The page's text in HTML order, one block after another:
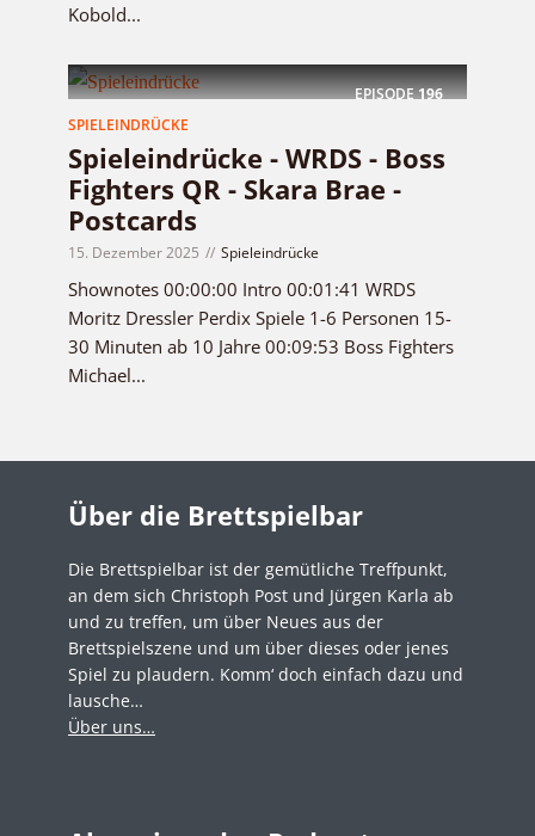
Kobold...
EPISODE196
SPIELEINDRÜCKE
Spieleindrücke - WRDS - Boss
Fighters QR - Skara Brae -
Postcards
15. Dezember 2025 Spieleindrücke
Shownotes 00:00:00 Intro 00:01:41 WRDS
Moritz Dressler Perdix Spiele 1-6 Personen 15-
30 Minuten ab 10 Jahre 00:09:53 Boss Fighters
Michael...
Über die Brettspielbar
Die Brettspielbar ist der gemütliche Treffpunkt,
an dem sich Christoph Post und Jürgen Karla ab
und zu treffen, um über Neues aus der
Brettspielszene und um über dieses oder jenes
Spiel zu plaudern. Komm‘ doch einfach dazu und
lausche…
Über uns…